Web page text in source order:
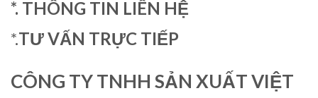
*. THÔNG TIN LIÊN HỆ
*.TƯ VẤN TRỰC TIẾP
CÔNG TY TNHH SẢN XUẤT VIỆT